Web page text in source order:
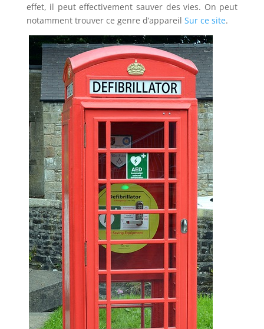
effet, il peut effectivement sauver des vies. On peut
notamment trouver ce genre d’appareil Sur ce site.